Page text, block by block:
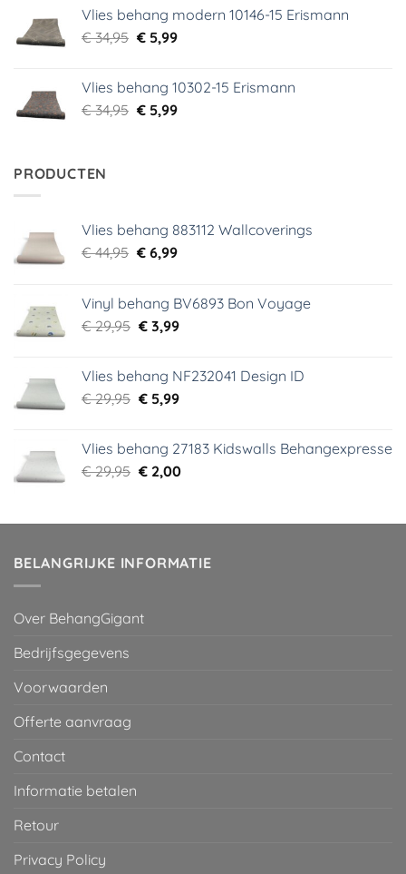
€ 39,95.€ 5,99.
Vlies behang modern 10146-15 Erismann
€34,95 Oorspronkelijke
€ 34,95.
€5,99Huidige
€ 5,99.
Vlies behang 10302-15 Erismann
€34,95 Oorspronkelijke
€5,99Huidige
PRODUCTEN
Vlies behang 883112 Wallcoverings
€44,95 Oorspronkelijke
€ 44,95.
€6,99Huidige
€ 6,99.
Vinyl behang BV6893 Bon Voyage
€29,95 Oorspronkelijke
€ 29,95.
€3,99Huidige
€ 3,99.
Vlies behang NF232041 Design ID
€29,95 Oorspronkelijke
€ 29,95.
€5,99Huidige
€ 5,99.
Vlies behang 27183 Kidswalls Behangexpresse
€29,95 Oorspronkelijke
€ 29,95.
€2,00Huidige
€ 2,00.
BELANGRIJKE INFORMATIE
Over BehangGigant
Bedrijfsgegevens
Voorwaarden
Offerte aanvraag
Contact
Informatie betalen
Retour
Privacy Policy